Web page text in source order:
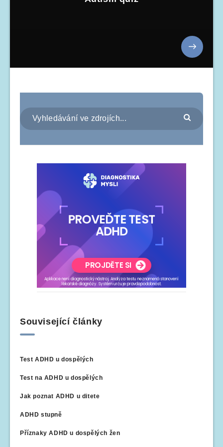
Související články
Test ADHD u dospělých
Test na ADHD u dospělých
Jak poznat ADHD u ditete
ADHD stupně
Příznaky ADHD u dospělých žen